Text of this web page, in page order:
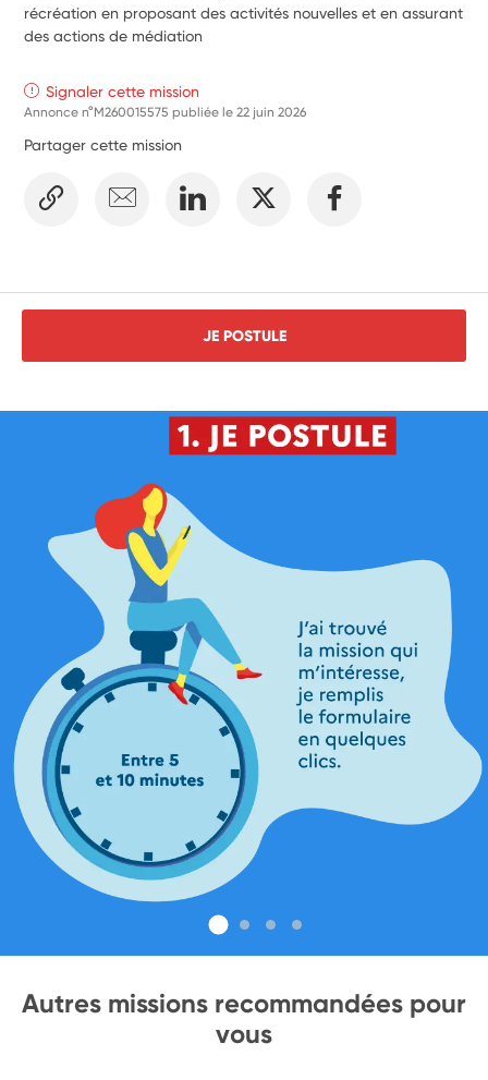
récréation en proposant des activités nouvelles et en assurant
des actions de médiation
Signaler cette mission
Annonce n°M260015575 publiée le22 juin 2026
Partager cette mission
JE POSTULE
Autres missions recommandées pour
vous